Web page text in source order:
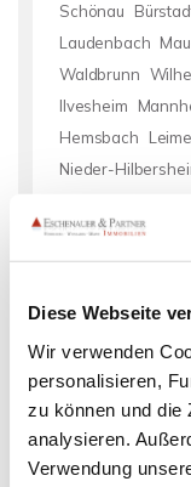
Diese Webseite
Wir verwenden
personalisieren,
zu können und die
analysieren.
Verwendung
Schönau
Laudenbach
Waldbrunn
Ilvesheim
Hemsbach
Nieder-
Ober Olm
Einfamilienhaus
suche Schwetzingen
Immobilie
Schwetzingen